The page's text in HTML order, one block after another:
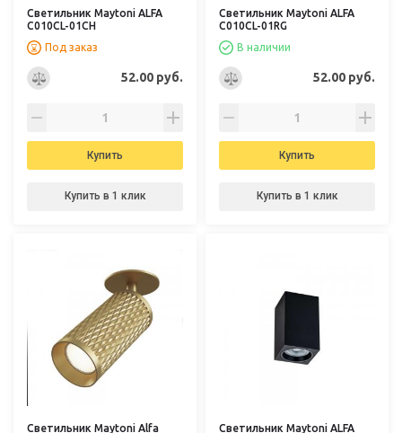
Светильник Maytoni ALFA
C010CL-01CH
Под заказ
52.00 руб.
Купить
Купить в 1 клик
Светильник Maytoni ALFA
C010CL-01RG
В наличии
52.00 руб.
Купить
Купить в 1 клик
Светильник Maytoni Alfa
Светильник Maytoni ALFA